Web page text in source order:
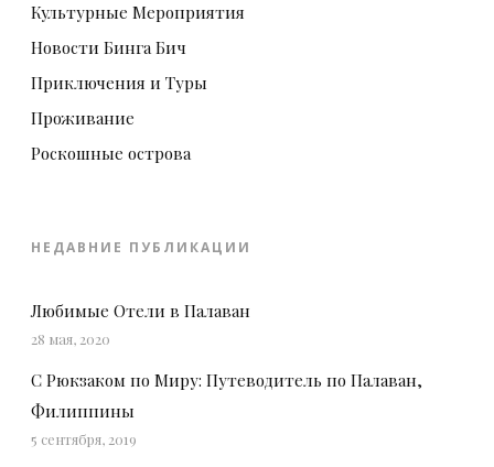
Культурные Мероприятия
Новости Бинга Бич
Приключения и Туры
Проживание
Роскошные острова
НЕДАВНИЕ ПУБЛИКАЦИИ
Любимые Отели в Палаван
28 мая, 2020
С Рюкзаком по Миру: Путеводитель по Палаван,
Филиппины
5 сентября, 2019